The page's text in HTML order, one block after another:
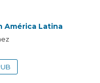
América Latina